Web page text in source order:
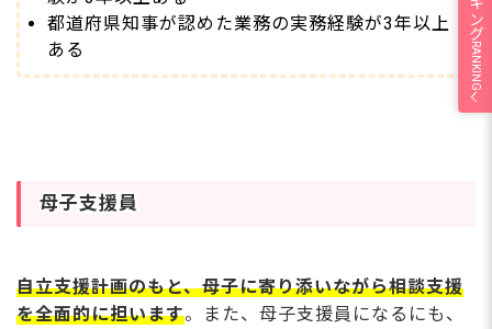
都道府県知事が認めた業務の実務経験が3年以上
ある
母子支援員
自立支援計画のもと、母子に寄り添いながら相談支援
を全面的に担います。また、母子支援員になるにも、
RANKING